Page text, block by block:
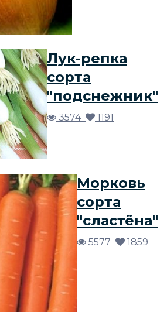
Лук-репка
сорта
"подснежник"
3574 1191
Морковь
сорта
"сластёна"
5577 1859